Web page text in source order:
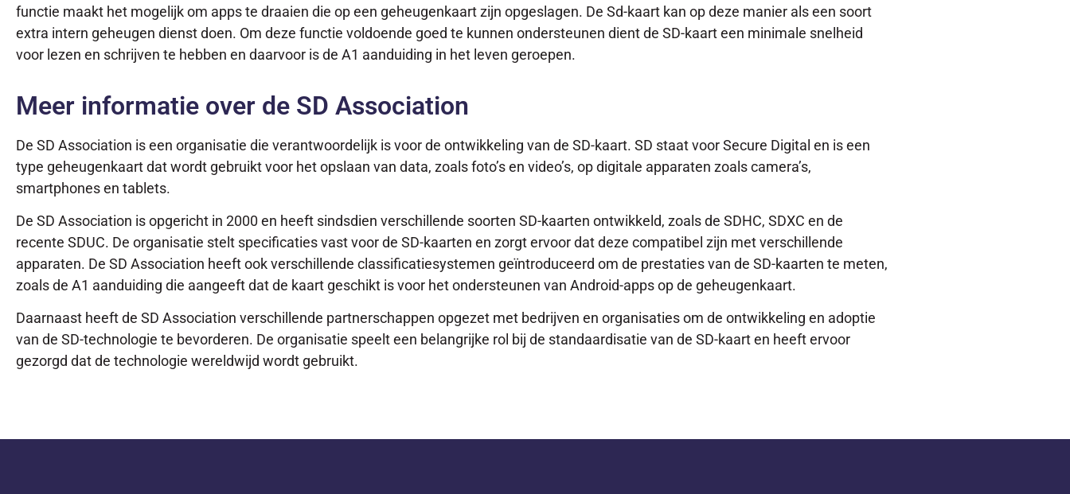
functie maakt het mogelijk om apps te draaien die op een geheugenkaart zijn opgeslagen. De Sd-kaart kan op deze manier als een soort
extra intern geheugen dienst doen. Om deze functie voldoende goed te kunnen ondersteunen dient de SD-kaart een minimale snelheid
voor lezen en schrijven te hebben en daarvoor is de A1 aanduiding in het leven geroepen.
Meer informatie over de SD Association
De SD Association is een organisatie die verantwoordelijk is voor de ontwikkeling van de SD-kaart. SD staat voor Secure Digital en is een
type geheugenkaart dat wordt gebruikt voor het opslaan van data, zoals foto’s en video’s, op digitale apparaten zoals camera’s,
smartphones en tablets.
De SD Association is opgericht in 2000 en heeft sindsdien verschillende soorten SD-kaarten ontwikkeld, zoals de SDHC, SDXC en de
recente SDUC. De organisatie stelt specificaties vast voor de SD-kaarten en zorgt ervoor dat deze compatibel zijn met verschillende
apparaten. De SD Association heeft ook verschillende classificatiesystemen geïntroduceerd om de prestaties van de SD-kaarten te meten,
zoals de A1 aanduiding die aangeeft dat de kaart geschikt is voor het ondersteunen van Android-apps op de geheugenkaart.
Daarnaast heeft de SD Association verschillende partnerschappen opgezet met bedrijven en organisaties om de ontwikkeling en adoptie
van de SD-technologie te bevorderen. De organisatie speelt een belangrijke rol bij de standaardisatie van de SD-kaart en heeft ervoor
gezorgd dat de technologie wereldwijd wordt gebruikt.